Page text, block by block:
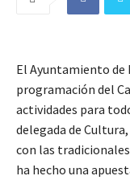
El Ayuntamiento de
programación del
actividades para
delegada de
con las
ha hecho una